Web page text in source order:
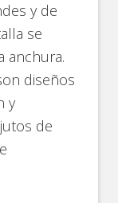
y de
se
anchura.
diseños
y
de